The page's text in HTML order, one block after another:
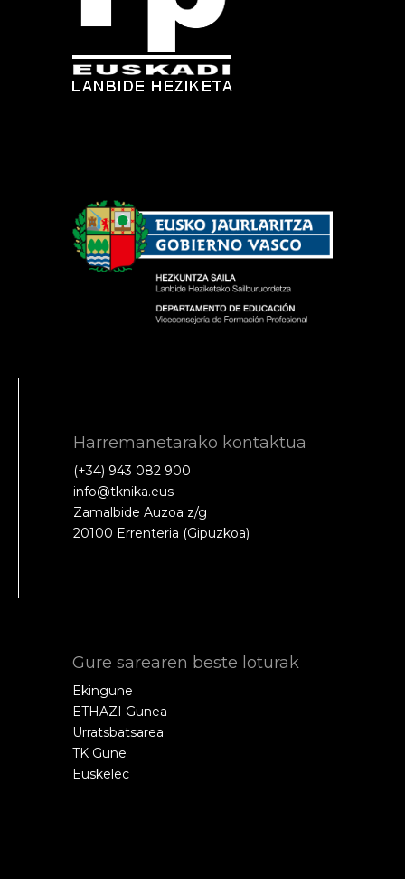
Harremanetarako kontaktua
(+34) 943 082 900
info@tknika.eus
Zamalbide Auzoa z/g
20100 Errenteria (Gipuzkoa)
Gure sarearen beste loturak
Ekingune
ETHAZI Gunea
Urratsbatsarea
TK Gune
Euskelec